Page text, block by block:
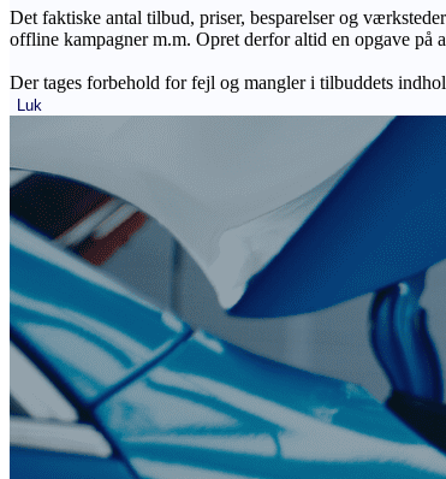
Det faktiske antal tilbud, priser, besparelser og
offline kampagner m.m. Opret derfor altid en opgave på
Der tages forbehold for fejl og mangler i tilbuddets
Luk